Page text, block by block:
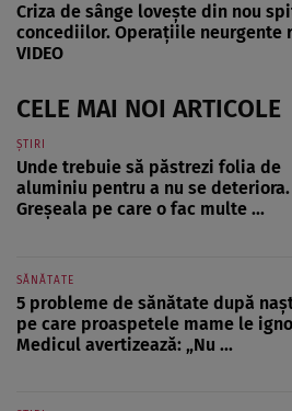
Criza de sânge lovește din nou
concediilor. Operațiile neurgente
VIDEO
CELE MAI NOI ARTICOLE
ȘTIRI
Unde trebuie să păstrezi folia de
aluminiu pentru a nu se deteriora.
Greșeala pe care o fac multe ...
SĂNĂTATE
5 probleme de sănătate după
pe care proaspetele mame le
Medicul avertizează: „Nu ...